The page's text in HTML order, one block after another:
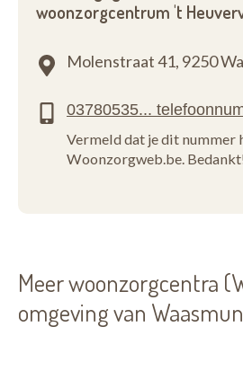
woonzorgcentrum 't
Molenstraat 41, 9250
Vermeld dat je dit nummer
Woonzorgweb.be.
Meer woonzorgcentra
omgeving van